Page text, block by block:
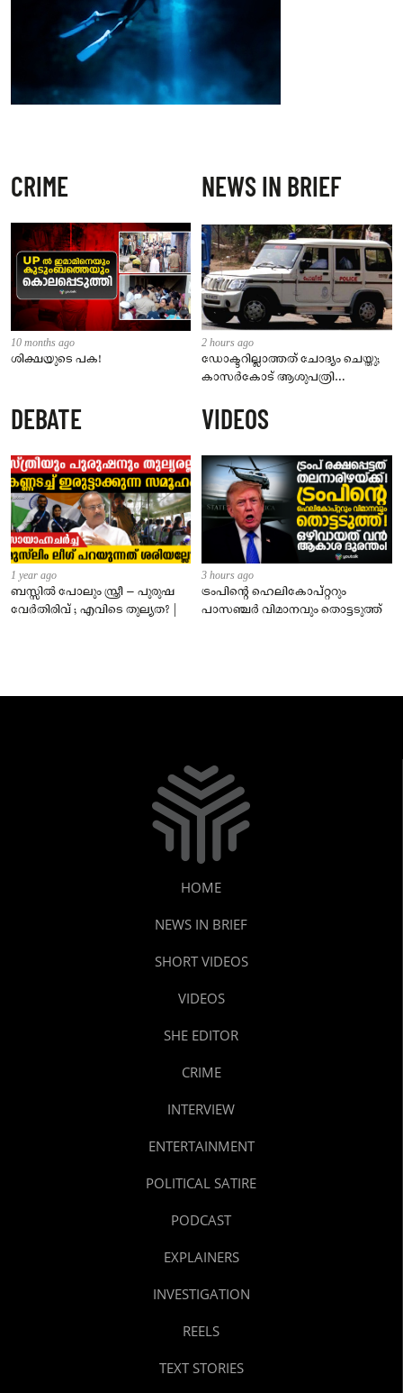
CRIME
10 months ago
ശിക്ഷയുടെ പക!
NEWS IN BRIEF
2 hours ago
ഡോക്ടറില്ലാത്തത് ചോദ്യം ചെയ്തു;
കാസർകോട് ആശുപത്രി
നാട്ടുകാർക്കെതിരെ കേസ്
DEBATE
1 year ago
ബസ്സിൽ പോലും സ്ത്രീ – പുരുഷ
വേർതിരിവ് ; എവിടെ തുല്യത? |
VIDEOS
3 hours ago
ട്രംപിന്റെ ഹെലികോപ്റ്ററും
പാസഞ്ചര്‍ വിമാനവും തൊട്ടടുത്ത്
HOME
NEWS IN BRIEF
SHORT VIDEOS
VIDEOS
SHE EDITOR
CRIME
INTERVIEW
ENTERTAINMENT
POLITICAL SATIRE
PODCAST
EXPLAINERS
INVESTIGATION
REELS
TEXT STORIES